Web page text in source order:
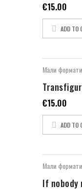
€15.00
ADD TO
Мали формати
€15.00
ADD TO
Мали формати
If nobody